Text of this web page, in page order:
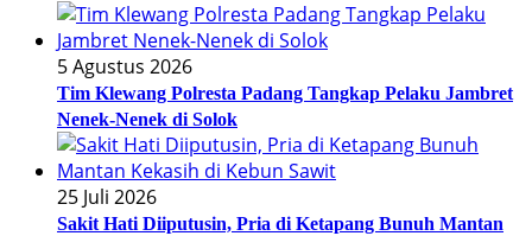
5 Agustus 2026
Tim Klewang Polresta Padang Tangkap Pelaku Jambret
Nenek-Nenek di Solok
25 Juli 2026
Sakit Hati Diiputusin, Pria di Ketapang Bunuh Mantan